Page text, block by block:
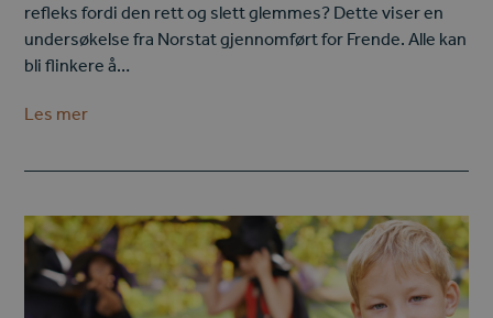
refleks fordi den rett og slett glemmes? Dette viser en
undersøkelse fra Norstat gjennomført for Frende. Alle kan
bli flinkere å…
Les mer